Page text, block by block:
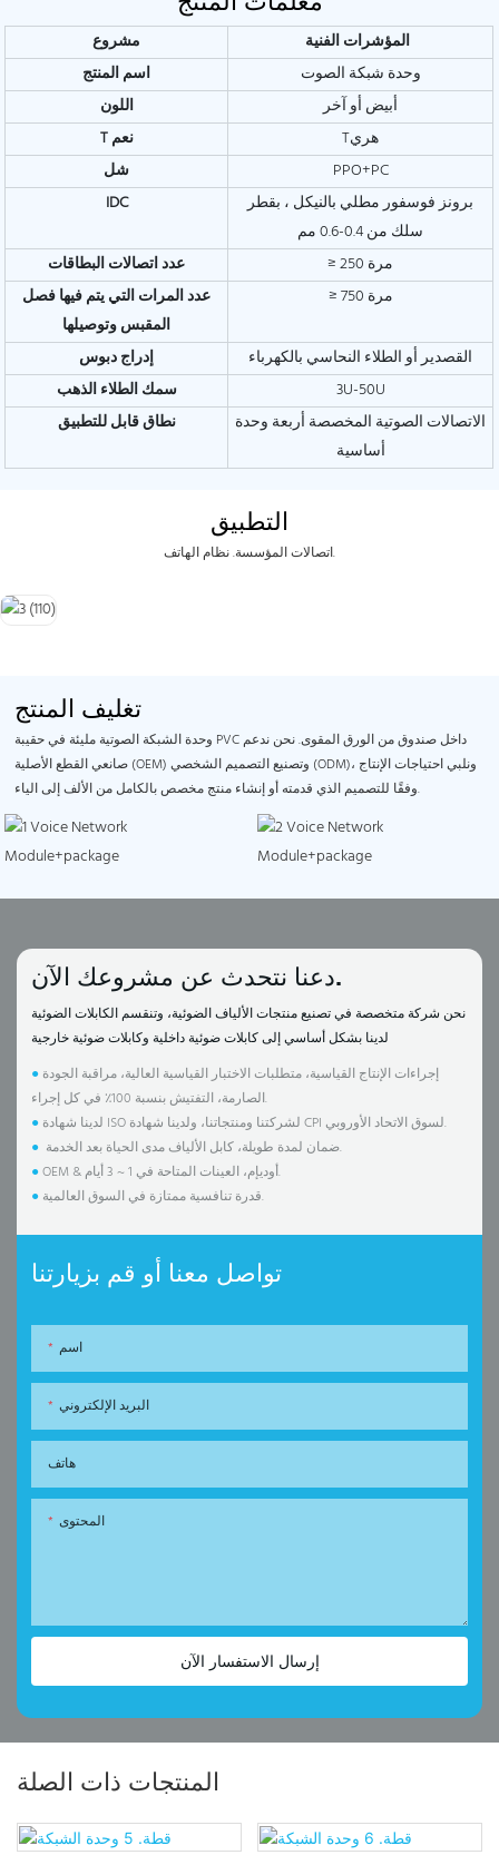
مشروع
المؤشرات الفنية
اسم المنتج
وحدة شبكة الصوت
اللون
أبيض أو آخر
Tنعم
Tهري
شل
PPO+PC
IDC
برونز فوسفور مطلي بالنيكل ، بقطر
سلك من 0.4-0.6 مم
عدد اتصالات البطاقات
≥ 250 مرة
عدد المرات التي يتم فيها فصل
المقبس وتوصيلها
≥ 750 مرة
إدراج دبوس
القصدير أو الطلاء النحاسي بالكهرباء
سمك الطلاء الذهب
3U-50U
نطاق قابل للتطبيق
الاتصالات الصوتية المخصصة أربعة وحدة
أساسية
التطبيق
اتصالات المؤسسة. نظام الهاتف.
تغليف المنتج
وحدة الشبكة الصوتية مليئة في حقيبة PVC داخل صندوق من الورق المقوى. نحن ندعم
صانعي القطع الأصلية (OEM) وتصنيع التصميم الشخصي (ODM)، ونلبي احتياجات الإنتاج
وفقًا للتصميم الذي قدمته أو إنشاء منتج مخصص بالكامل من الألف إلى الياء.
دعنا نتحدث عن مشروعك الآن.
نحن شركة متخصصة في تصنيع منتجات الألياف الضوئية، وتنقسم الكابلات الضوئية
● إجراءات الإنتاج القياسية، متطلبات الاختبار القياسية العالية، مراقبة الجودة
الصارمة، التفتيش بنسبة 100٪ في كل إجراء.
●
لدينا شهادة ISO لشركتنا ومنتجاتنا، ولدينا شهادة CPI لسوق الاتحاد الأوروبي.
●
ضمان لمدة طويلة، كابل الألياف مدى الحياة بعد الخدمة.
●
OEM & أوديإم، العينات المتاحة في 1 ~ 3 أيام.
●
قدرة تنافسية ممتازة في السوق العالمية.
تواصل معنا أو قم بزيارتنا
اسم
البريد الإلكتروني
هاتف
المحتوى
إرسال الاستفسار الآن
المنتجات ذات الصلة